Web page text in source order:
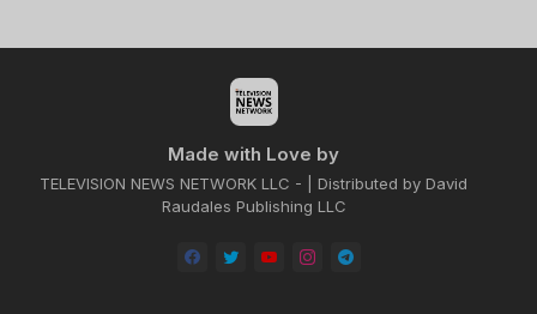
Made with Love by
TELEVISION NEWS NETWORK LLC - | Distributed by David
Raudales Publishing LLC